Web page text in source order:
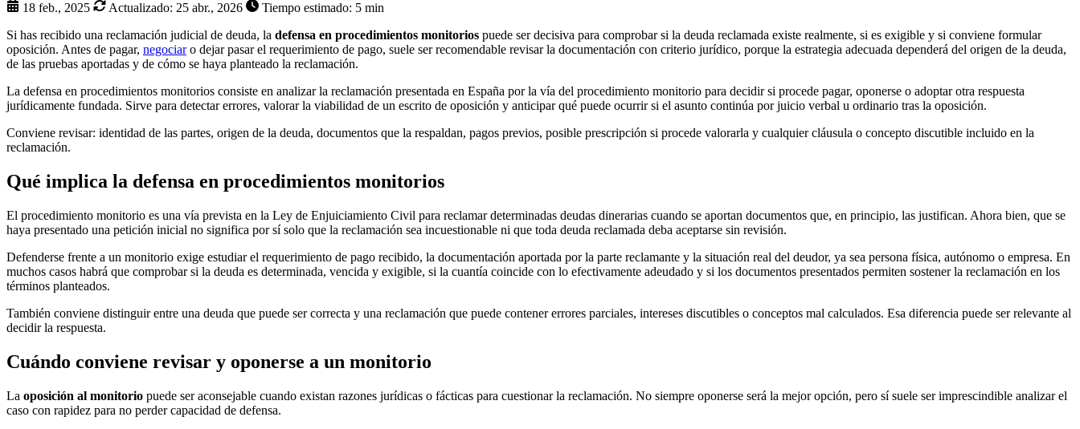
18 feb., 2025 Actualizado: 25 abr., 2026
Tiempo estimado: 5 min
Si has recibido una reclamación judicial de deuda, la defensa en procedimientos monitorios puede ser decisiva para comprobar si la deuda reclamada existe realmente, si es exigible y si conviene formular
oposición. Antes de pagar, negociaro dejar pasar el requerimiento de pago, suele ser recomendable revisar la documentación con criterio jurídico, porque la estrategia adecuada dependerá del origen de la deuda,
de las pruebas aportadas y de cómo se haya planteado la reclamación.
La defensa en procedimientos monitorios consiste en analizar la reclamación presentada en España por la vía del procedimiento monitorio para decidir si procede pagar, oponerse o adoptar otra respuesta
jurídicamente fundada. Sirve para detectar errores, valorar la viabilidad de un escrito de oposición y anticipar qué puede ocurrir si el asunto continúa por juicio verbal u ordinario tras la oposición.
Conviene revisar: identidad de las partes, origen de la deuda, documentos que la respaldan, pagos previos, posible prescripción si procede valorarla y cualquier cláusula o concepto discutible incluido en la
reclamación.
Qué implica la defensa en procedimientos monitorios
El procedimiento monitorio es una vía prevista en la Ley de Enjuiciamiento Civil para reclamar determinadas deudas dinerarias cuando se aportan documentos que, en principio, las justifican. Ahora bien, que se
haya presentado una petición inicial no significa por sí solo que la reclamación sea incuestionable ni que toda deuda reclamada deba aceptarse sin revisión.
Defenderse frente a un monitorio exige estudiar el requerimiento de pago recibido, la documentación aportada por la parte reclamante y la situación real del deudor, ya sea persona física, autónomo o empresa. En
muchos casos habrá que comprobar si la deuda es determinada, vencida y exigible, si la cuantía coincide con lo efectivamente adeudado y si los documentos presentados permiten sostener la reclamación en los
términos planteados.
También conviene distinguir entre una deuda que puede ser correcta y una reclamación que puede contener errores parciales, intereses discutibles o conceptos mal calculados. Esa diferencia puede ser relevante al
decidir la respuesta.
Cuándo conviene revisar y oponerse a un monitorio
La oposición al monitorio puede ser aconsejable cuando existan razones jurídicas o fácticas para cuestionar la reclamación. No siempre oponerse será la mejor opción, pero sí suele ser imprescindible analizar el
caso con rapidez para no perder capacidad de defensa.